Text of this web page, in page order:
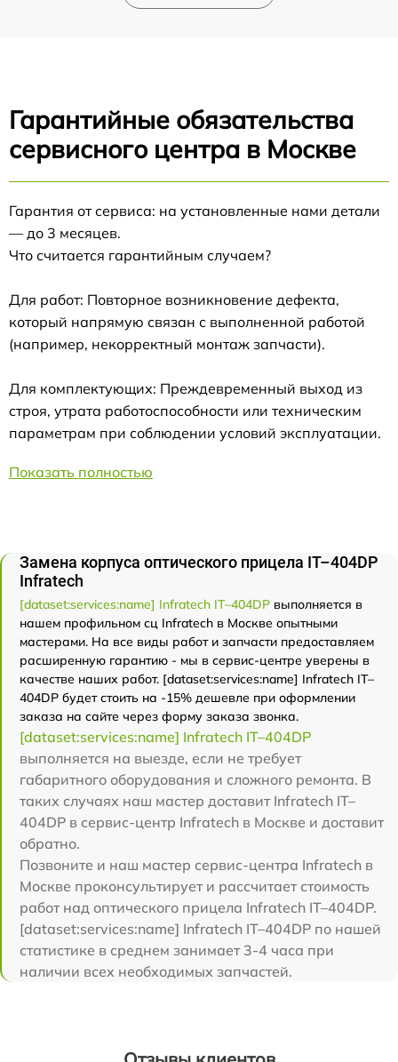
Гарантийные обязательства
сервисного центра в Москве
Гарантия от сервиса: на установленные нами детали
— до 3 месяцев.
Что считается гарантийным случаем?
Для работ: Повторное возникновение дефекта,
который напрямую связан с выполненной работой
(например, некорректный монтаж запчасти).
Для комплектующих: Преждевременный выход из
строя, утрата работоспособности или техническим
параметрам при соблюдении условий эксплуатации.
Показать полностью
Замена корпуса оптического прицела IT–404DP
Infratech
[dataset:services:name] Infratech IT–404DP выполняется в
нашем профильном сц Infratech в Москве опытными
мастерами. На все виды работ и запчасти предоставляем
расширенную гарантию - мы в сервис-центре уверены в
качестве наших работ. [dataset:services:name] Infratech IT–
404DP будет стоить на -15% дешевле при оформлении
заказа на сайте через форму заказа звонка.
[dataset:services:name] Infratech IT–404DP
выполняется на выезде, если не требует
габаритного оборудования и сложного ремонта. В
таких случаях наш мастер доставит Infratech IT–
404DP в сервис-центр Infratech в Москве и доставит
обратно.
Позвоните и наш мастер сервис-центра Infratech в
Москве проконсультирует и рассчитает стоимость
работ над оптического прицела Infratech IT–404DP.
[dataset:services:name] Infratech IT–404DP по нашей
статистике в среднем занимает 3-4 часа при
наличии всех необходимых запчастей.